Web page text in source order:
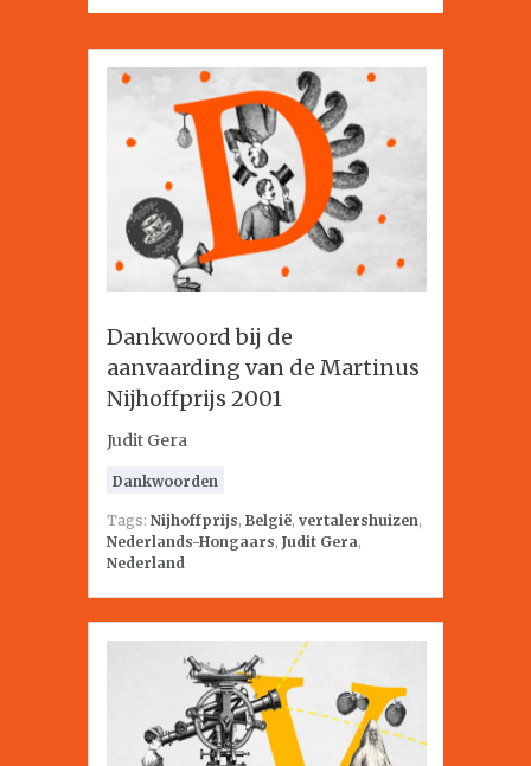
Dankwoord bij de
aanvaarding van de Martinus
Nijhoffprijs 2001
Judit Gera
Dankwoorden
Tags: Nijhoffprijs, België, vertalershuizen,
Nederlands-Hongaars, Judit Gera,
Nederland